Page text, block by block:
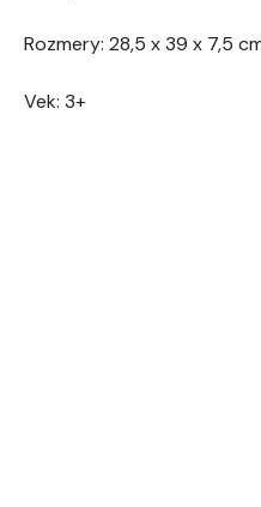
Rozmery: 28,5 x 39 x 7,5
Vek: 3+